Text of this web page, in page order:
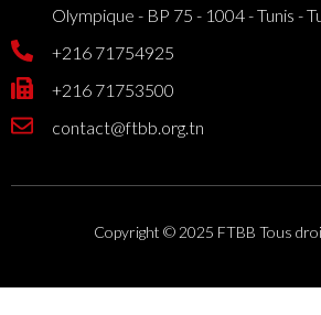
Olympique - BP 75 - 1004 - Tunis -
+216 71754925
+216 71753500
contact@ftbb.org.tn
Copyright © 2025 FTBB Tous